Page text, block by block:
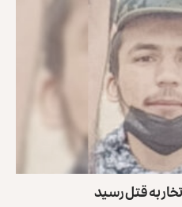
به قتل رسید